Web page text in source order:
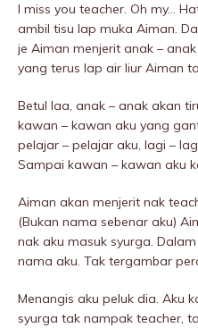
I miss you teacher. Oh my…
ambil tisu lap muka Aiman.
je Aiman menjerit anak –
yang terus lap air liur Aiman
Betul laa, anak – anak akan
kawan – kawan aku yang
pelajar – pelajar aku, lagi –
Sampai kawan – kawan aku
Aiman akan menjerit nak
(Bukan nama sebenar aku)
nak aku masuk syurga.
nama aku. Tak tergambar
Menangis aku peIuk dia. Aku
syurga tak nampak teacher,